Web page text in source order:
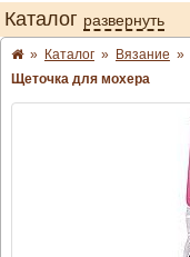
Каталог развернуть
» Каталог » Вязание »
Щеточка для мохера